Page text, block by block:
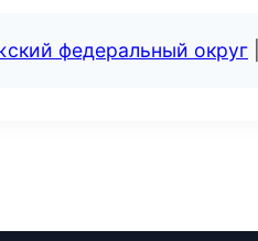
федеральный округ